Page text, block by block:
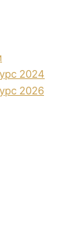
2024
2026